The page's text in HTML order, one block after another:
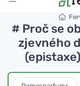
# Proč se
zjevného